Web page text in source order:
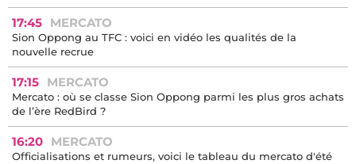
17:45 MERCATO
Sion Oppong au TFC : voici en vidéo les qualités de la
nouvelle recrue
17:15 MERCATO
Mercato : où se classe Sion Oppong parmi les plus gros achats
de l’ère RedBird ?
16:20 MERCATO
Officialisations et rumeurs, voici le tableau du mercato d'été